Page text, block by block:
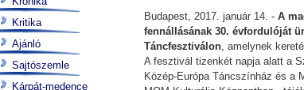
Budapest, 2017. január 14. - A
fennállásának 30. évfordulóját
Táncfesztiválon, amelynek
A fesztivál tizenkét napja alatt a
Közép-Európa Táncszínház és a
Kritika
Ajánló
Sajtószemle
Kárpát-medence